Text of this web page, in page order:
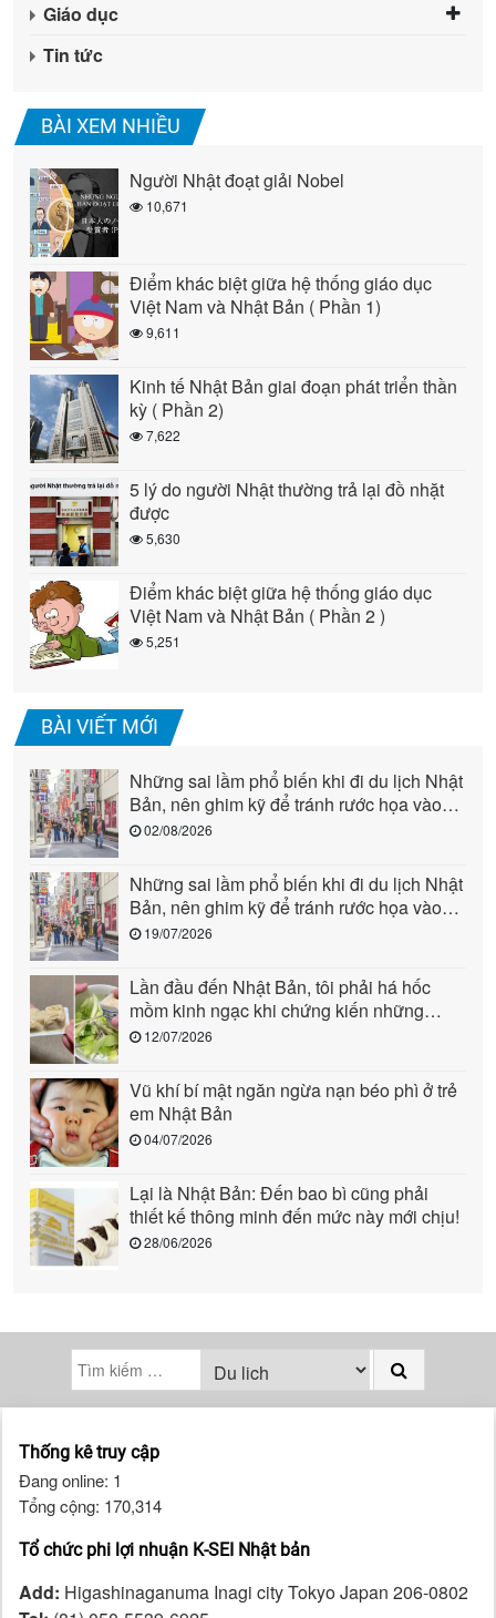
Giáo dục
Tin tức
BÀI XEM NHIỀU
Người Nhật đoạt giải Nobel
10,671
Điểm khác biệt giữa hệ thống giáo dục
Việt Nam và Nhật Bản ( Phần 1)
9,611
Kinh tế Nhật Bản giai đoạn phát triển thần
kỳ ( Phần 2)
7,622
5 lý do người Nhật thường trả lại đồ nhặt
được
5,630
Điểm khác biệt giữa hệ thống giáo dục
Việt Nam và Nhật Bản ( Phần 2 )
5,251
BÀI VIẾT MỚI
Những sai lầm phổ biến khi đi du lịch Nhật
Bản, nên ghim kỹ để tránh rước họa vào
người (phần 2)
02/08/2026
Những sai lầm phổ biến khi đi du lịch Nhật
Bản, nên ghim kỹ để tránh rước họa vào
người (phần 1)
19/07/2026
Lần đầu đến Nhật Bản, tôi phải há hốc
mồm kinh ngạc khi chứng kiến những
cảnh này: Quả là “quốc gia đến từ tương
12/07/2026
Vũ khí bí mật ngăn ngừa nạn béo phì ở trẻ
em Nhật Bản
04/07/2026
Lại là Nhật Bản: Đến bao bì cũng phải
thiết kế thông minh đến mức này mới chịu!
28/06/2026
Thống kê truy cập
Đang online: 1
Tổng cộng: 170,314
Tổ chức phi lợi nhuận K-SEI Nhật bản
Add: Higashinaganuma Inagi city Tokyo Japan 206-0802